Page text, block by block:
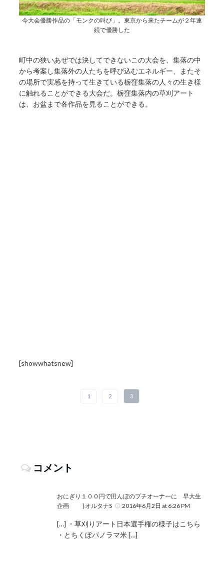
今大会優勝作品の「モンクの叫び」。東京から来たチームが２年連
続で優勝した
町中の狭いあぜでは決してできないこの大会を、集落の中
から考案し集落外の人たちを呼び込むエネルギー、またそ
の場所で実感を持って生きている栃窪集落の人々の生き様
に触れることができる大会だ。栃窪集落内の草刈アート
は、お盆まで各作品を見ることができる。
[showwhatsnew]
1 2 3
コメント
おにぎり１００円で田んぼのプチオーナーに 早大生
企画 | オルタナS
2016年6月2日 at 6:26 PM
[…] ・草刈りアート日本選手権の様子はこちら
・とちくぼパノラマ米 […]